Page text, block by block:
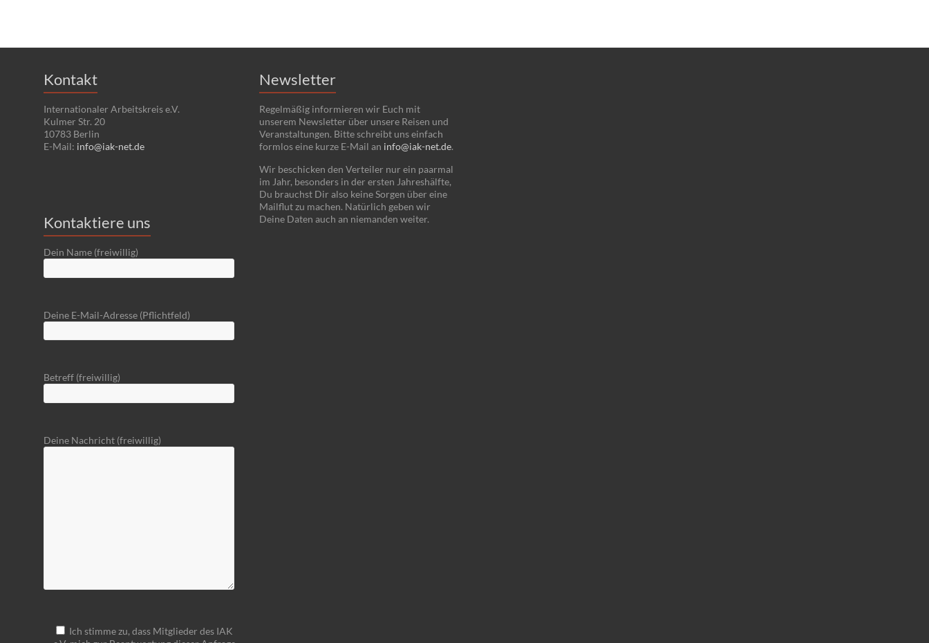
Kontakt
Internationaler Arbeitskreis e.V.
Kulmer Str. 20
10783 Berlin
E-Mail: info@iak-net.de
Kontaktiere uns
Dein Name (freiwillig)
Deine E-Mail-Adresse (Pflichtfeld)
Betreff (freiwillig)
Deine Nachricht (freiwillig)
Ich stimme zu, dass Mitglieder des IAK
Newsletter
Regelmäßig informieren wir Euch mit
unserem Newsletter über unsere Reisen und
Veranstaltungen. Bitte schreibt uns einfach
formlos eine kurze E-Mail an info@iak-net.de.
Wir beschicken den Verteiler nur ein paarmal
im Jahr, besonders in der ersten Jahreshälfte,
Du brauchst Dir also keine Sorgen über eine
Mailflut zu machen. Natürlich geben wir
Deine Daten auch an niemanden weiter.